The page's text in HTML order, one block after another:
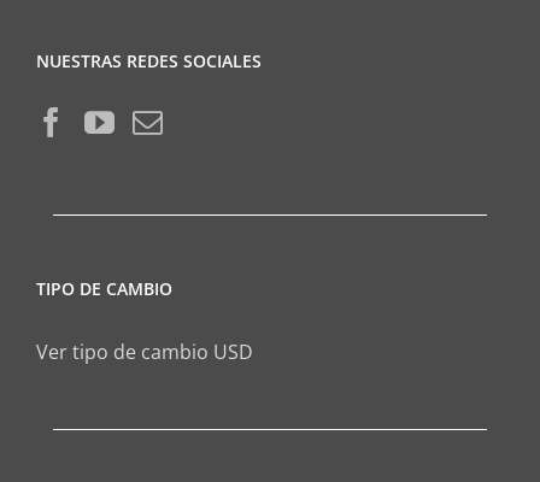
NUESTRAS REDES SOCIALES
TIPO DE CAMBIO
Ver tipo de cambio USD